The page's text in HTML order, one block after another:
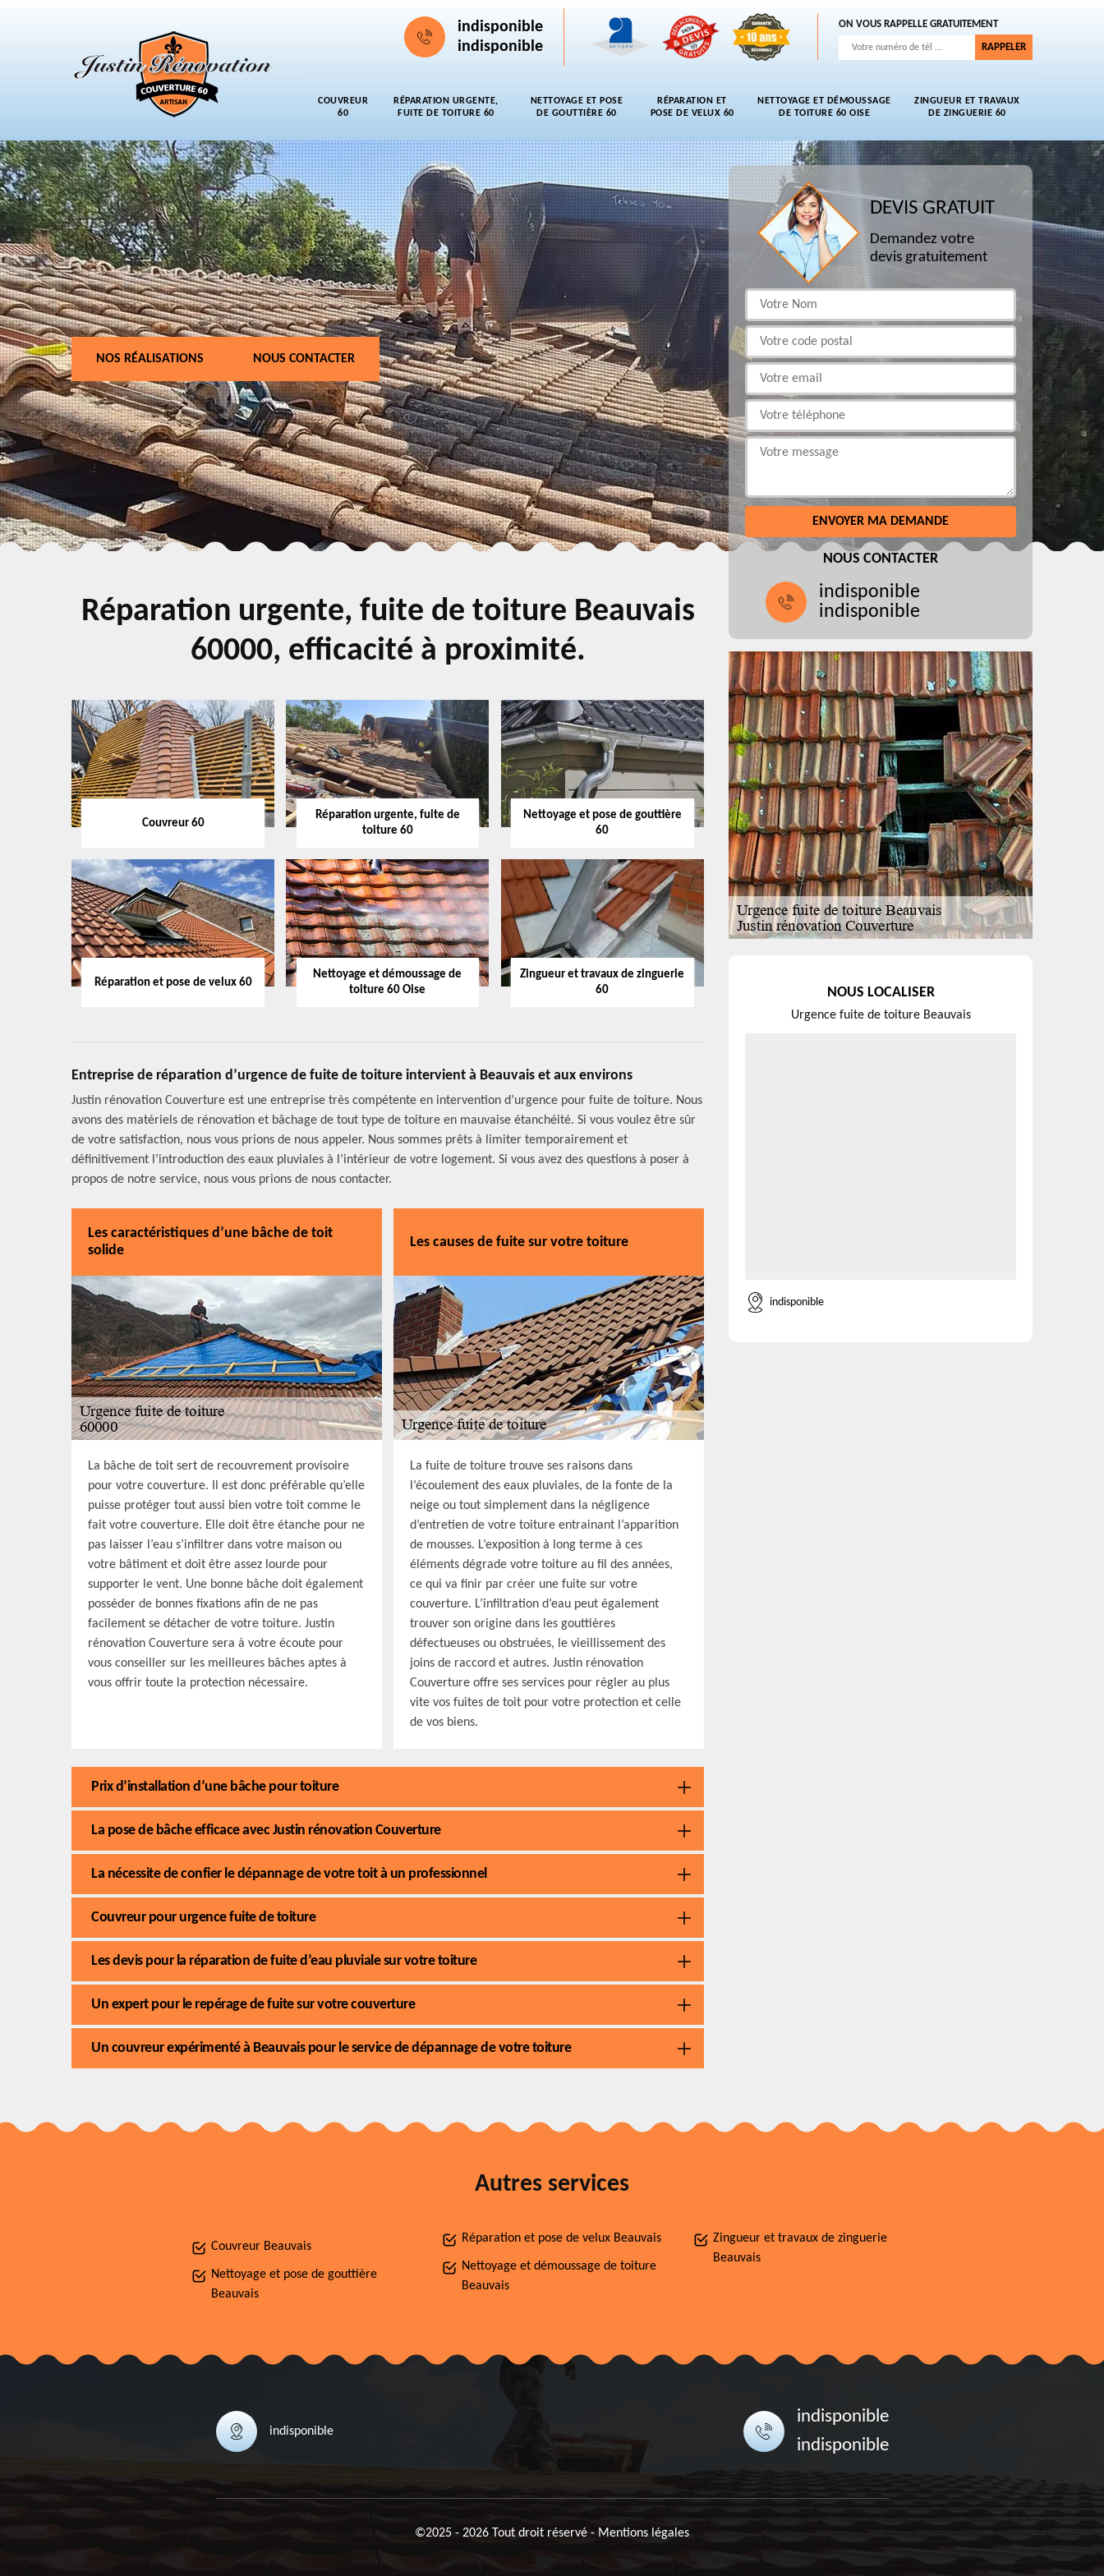
indisponible
indisponible
ON VOUS RAPPELLE GRATUITEMENT
COUVREUR
60
RÉPARATION URGENTE,
FUITE DE TOITURE 60
NETTOYAGE ET POSE
DE GOUTTIÈRE 60
RÉPARATION ET
POSE DE VELUX 60
NETTOYAGE ET DÉMOUSSAGE
DE TOITURE 60 OISE
ZINGUEUR ET TRAVAUX
DE ZINGUERIE 60
NOS RÉALISATIONS NOUS CONTACTER
Réparation urgente, fuite de toiture Beauvais
60000, efficacité à proximité.
Couvreur 60
Réparation urgente, fuite de
toiture 60
Nettoyage et pose de gouttière
60
Réparation et pose de velux 60
Nettoyage et démoussage de
toiture 60 Oise
Zingueur et travaux de zinguerie
60
Entreprise de réparation d’urgence de fuite de toiture intervient à Beauvais et aux environs
Justin rénovation Couverture est une entreprise très compétente en intervention d’urgence pour fuite de toiture. Nous
avons des matériels de rénovation et bâchage de tout type de toiture en mauvaise étanchéité. Si vous voulez être sûr
de votre satisfaction, nous vous prions de nous appeler. Nous sommes prêts à limiter temporairement et
définitivement l’introduction des eaux pluviales à l’intérieur de votre logement. Si vous avez des questions à poser à
propos de notre service, nous vous prions de nous contacter.
Les caractéristiques d’une bâche de toit
solide
La bâche de toit sert de recouvrement provisoire
pour votre couverture. Il est donc préférable qu’elle
puisse protéger tout aussi bien votre toit comme le
fait votre couverture. Elle doit être étanche pour ne
pas laisser l’eau s’infiltrer dans votre maison ou
votre bâtiment et doit être assez lourde pour
supporter le vent. Une bonne bâche doit également
posséder de bonnes fixations afin de ne pas
facilement se détacher de votre toiture. Justin
rénovation Couverture sera à votre écoute pour
vous conseiller sur les meilleures bâches aptes à
vous offrir toute la protection nécessaire.
Les causes de fuite sur votre toiture
La fuite de toiture trouve ses raisons dans
l’écoulement des eaux pluviales, de la fonte de la
neige ou tout simplement dans la négligence
d’entretien de votre toiture entrainant l’apparition
de mousses. L’exposition à long terme à ces
éléments dégrade votre toiture au fil des années,
ce qui va finir par créer une fuite sur votre
couverture. L’infiltration d’eau peut également
trouver son origine dans les gouttières
défectueuses ou obstruées, le vieillissement des
joins de raccord et autres. Justin rénovation
Couverture offre ses services pour régler au plus
vite vos fuites de toit pour votre protection et celle
de vos biens.
Prix d’installation d’une bâche pour toiture
La pose de bâche efficace avec Justin rénovation Couverture
La nécessite de confier le dépannage de votre toit à un professionnel
Couvreur pour urgence fuite de toiture
Les devis pour la réparation de fuite d’eau pluviale sur votre toiture
Un expert pour le repérage de fuite sur votre couverture
Un couvreur expérimenté à Beauvais pour le service de dépannage de votre toiture
DEVIS GRATUIT
Demandez votre
devis gratuitement
NOUS CONTACTER
indisponible
indisponible
NOUS LOCALISER
Urgence fuite de toiture Beauvais
indisponible
Autres services
Couvreur Beauvais
Nettoyage et pose de gouttière
Beauvais
Réparation et pose de velux Beauvais
Nettoyage et démoussage de toiture
Beauvais
Zingueur et travaux de zinguerie
Beauvais
indisponible
indisponible
indisponible
©2025 - 2026 Tout droit réservé - Mentions légales